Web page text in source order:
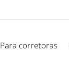
Para corretoras